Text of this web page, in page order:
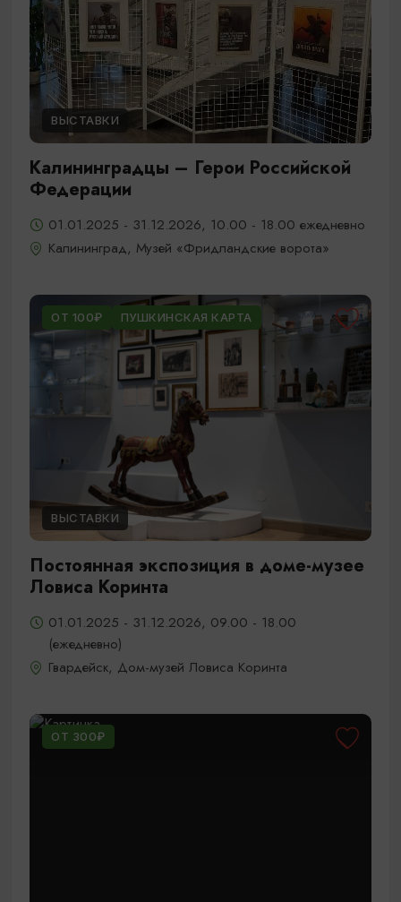
ВЫСТАВКИ
Калининградцы – Герои Российской
Федерации
01.01.2025 - 31.12.2026, 10.00 - 18.00 ежедневно
Калининград, Музей «Фридландские ворота»
ОТ 100₽ ПУШКИНСКАЯ КАРТА
ВЫСТАВКИ
Постоянная экспозиция в доме-музее
Ловиса Коринта
01.01.2025 - 31.12.2026, 09.00 - 18.00
(ежедневно)
Гвардейск, Дом-музей Ловиса Коринта
ОТ 300₽